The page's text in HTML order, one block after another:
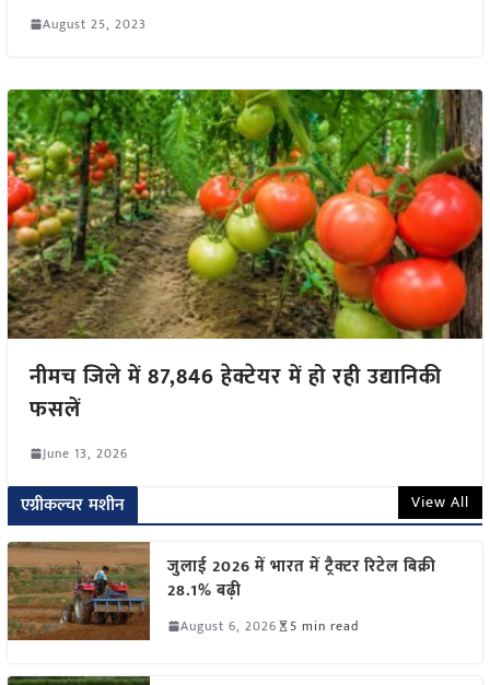
August 25, 2023
नीमच जिले में 87,846 हेक्टेयर में हो रही उद्यानिकी
फसलें
June 13, 2026
एग्रीकल्चर मशीन View All
जुलाई 2026 में भारत में ट्रैक्टर रिटेल बिक्री
28.1% बढ़ी
August 6, 2026 5 min read